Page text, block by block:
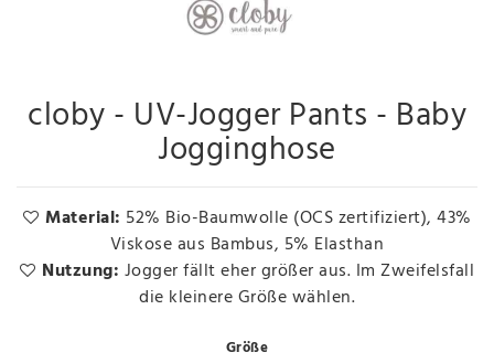
cloby - UV-Jogger Pants - Baby
Jogginghose
Material: 52% Bio-Baumwolle (OCS zertifiziert), 43%
Viskose aus Bambus, 5% Elasthan
Nutzung: Jogger fällt eher größer aus. Im Zweifelsfall
die kleinere Größe wählen.
Größe